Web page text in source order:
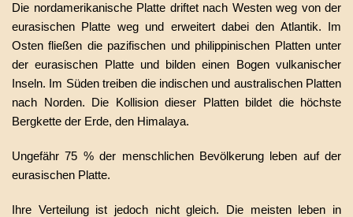
Die nordamerikanische Platte driftet nach Westen weg von der
eurasischen Platte weg und erweitert dabei den Atlantik. Im
Osten fließen die pazifischen und philippinischen Platten unter
der eurasischen Platte und bilden einen Bogen vulkanischer
Inseln. Im Süden treiben die indischen und australischen Platten
nach Norden. Die Kollision dieser Platten bildet die höchste
Bergkette der Erde, den Himalaya.
Ungefähr 75 % der menschlichen Bevölkerung leben auf der
eurasischen Platte.
Ihre Verteilung ist jedoch nicht gleich. Die meisten leben in